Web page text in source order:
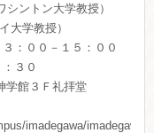
ントン大学教授）
大学教授）
：００－１５：００
３０
学館３Ｆ礼拝堂
imadegawa/